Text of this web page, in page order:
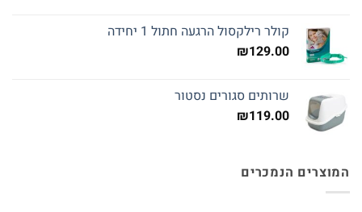
קולר רילקסול הרגעה חתול 1 יחידה
₪129.00
שרותים סגורים נסטור
₪119.00
המוצרים הנמכרים